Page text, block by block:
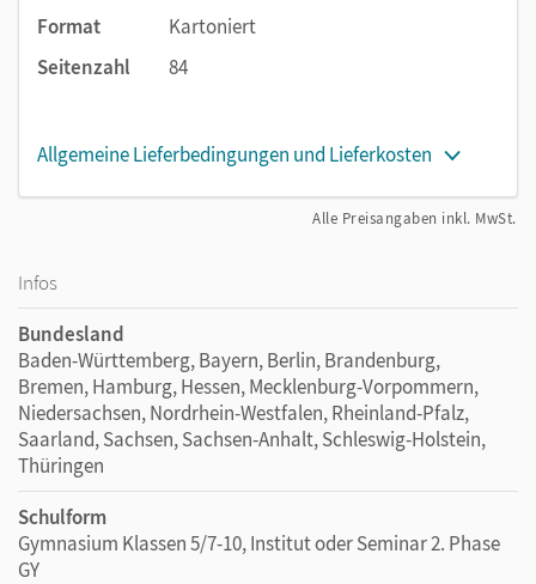
Schulfest oder bei einem Elternabend, vielleicht sogar
als Teil einer Projektwoche.
Kopiervorlage. Es enthält wertvolleTeaching Tips,
methodische Hinweise sowie Hintergrundinformationen zu
Kopiervorlagen zur vorentlastenden Wortschatzarbeit und
Useful Phrases.
Format
Kartoniert
Seitenzahl
84
Allgemeine Lieferbedingungen und Lieferkosten
Alle Preisangaben inkl. MwSt.
Infos
Bundesland
Baden-Württemberg, Bayern, Berlin, Brandenburg,
Bremen, Hamburg, Hessen, Mecklenburg-Vorpommern,
Niedersachsen, Nordrhein-Westfalen, Rheinland-Pfalz,
Saarland, Sachsen, Sachsen-Anhalt, Schleswig-Holstein,
Thüringen
Schulform
Gymnasium Klassen 5/7-10, Institut oder Seminar 2. Phase
GY